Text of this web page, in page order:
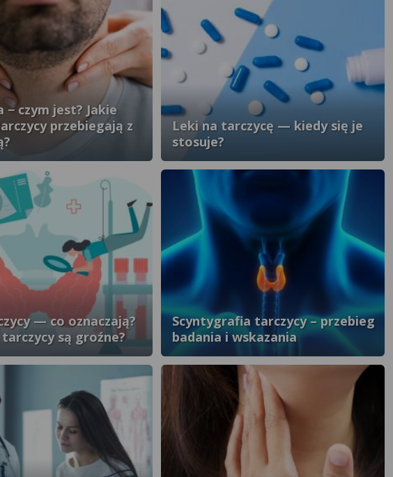
− czym jest? Jakie
przebiegają z
Leki na tarczycę — kiedy się je
stosuje?
— co oznaczają?
są groźne?
Scyntygrafia tarczycy – przebieg
badania i wskazania